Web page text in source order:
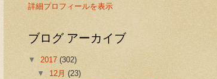
詳細プロフィールを表示
ブログ アーカイブ
▼ 2017 (302)
▼ 12月(23)